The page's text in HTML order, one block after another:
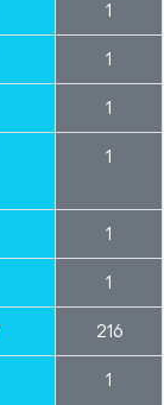
1
1
1
1
1
1
216
1